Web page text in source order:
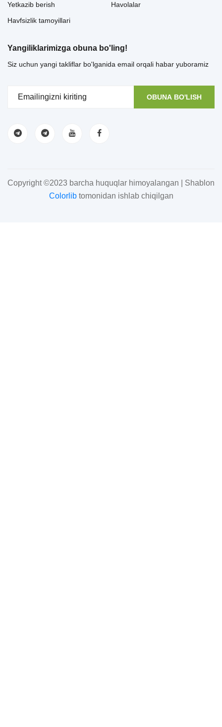
Yetkazib berish
Havfsizlik tamoyillari
Havolalar
Yangiliklarimizga obuna bo'ling!
Siz uchun yangi takliflar bo'lganida email orqali habar yuboramiz
OBUNA BO'LISH
Copyright ©2023 barcha huquqlar himoyalangan | Shablon
Colorlibtomonidan ishlab chiqilgan